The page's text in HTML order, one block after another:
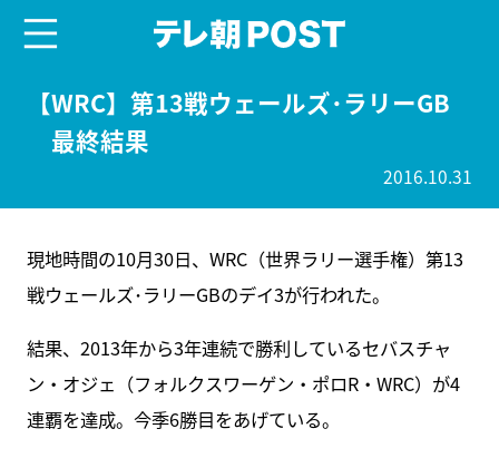
【WRC】第13戦ウェールズ･ラリーGB
最終結果
2016.10.31
現地時間の10月30日、WRC（世界ラリー選手権）第13
戦ウェールズ･ラリーGBのデイ3が行われた。
結果、2013年から3年連続で勝利しているセバスチャ
ン・オジェ（フォルクスワーゲン・ポロR・WRC）が4
連覇を達成。今季6勝目をあげている。